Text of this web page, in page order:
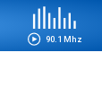
90.1 Mhz